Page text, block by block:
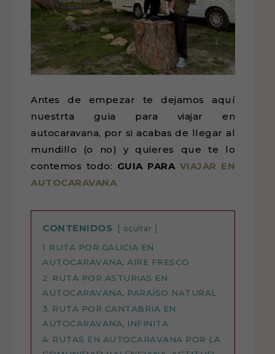
Antes de empezar te dejamos aquí
nuestrta guia para viajar en
autocaravana, por si acabas de llegar al
mundillo (o no) y quieres que te lo
contemos todo: GUIA PARA VIAJAR EN
AUTOCARAVANA
CONTENIDOS ocultar
1
RUTA POR GALICIA EN
AUTOCARAVANA, AIRE FRESCO
2
RUTA POR ASTURIAS EN
AUTOCARAVANA, PARAÍSO NATURAL
3
RUTA POR CANTABRIA EN
AUTOCARAVANA, INFINITA
4 RUTAS EN AUTOCARAVANA POR LA